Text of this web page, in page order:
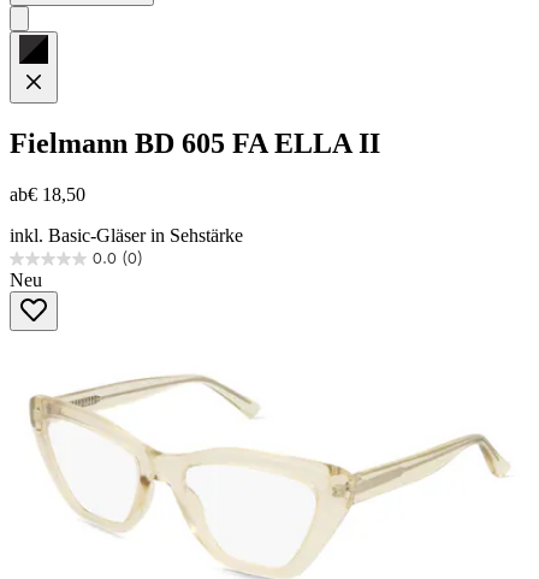
Fielmann BD 605 FA ELLA II
ab€ 18,50
inkl. Basic-Gläser in Sehstärke
0.0 (0)
0.0
von
Sternen.
Neu